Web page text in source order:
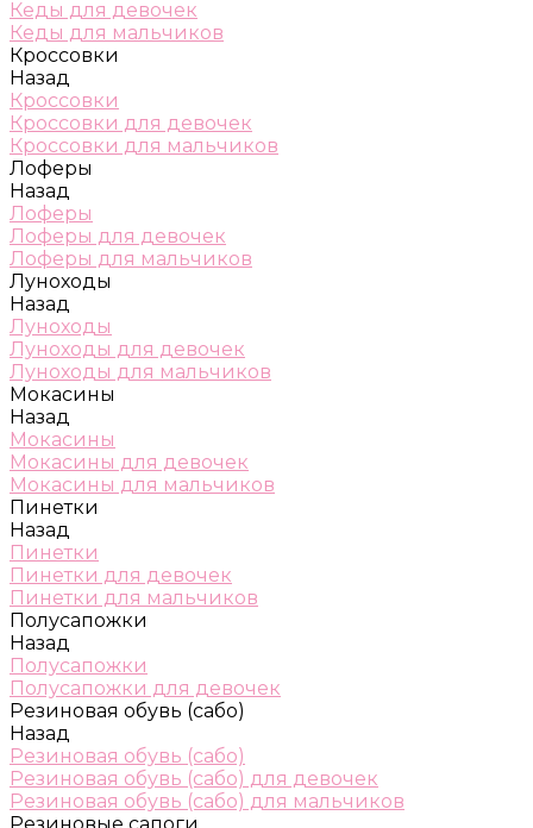
Кеды для девочек
Кеды для мальчиков
Кроссовки
Назад
Кроссовки
Кроссовки для девочек
Кроссовки для мальчиков
Лоферы
Назад
Лоферы
Лоферы для девочек
Лоферы для мальчиков
Луноходы
Назад
Луноходы
Луноходы для девочек
Луноходы для мальчиков
Мокасины
Назад
Мокасины
Мокасины для девочек
Мокасины для мальчиков
Пинетки
Назад
Пинетки
Пинетки для девочек
Пинетки для мальчиков
Полусапожки
Назад
Полусапожки
Полусапожки для девочек
Резиновая обувь (сабо)
Назад
Резиновая обувь (сабо)
Резиновая обувь (сабо) для девочек
Резиновая обувь (сабо) для мальчиков